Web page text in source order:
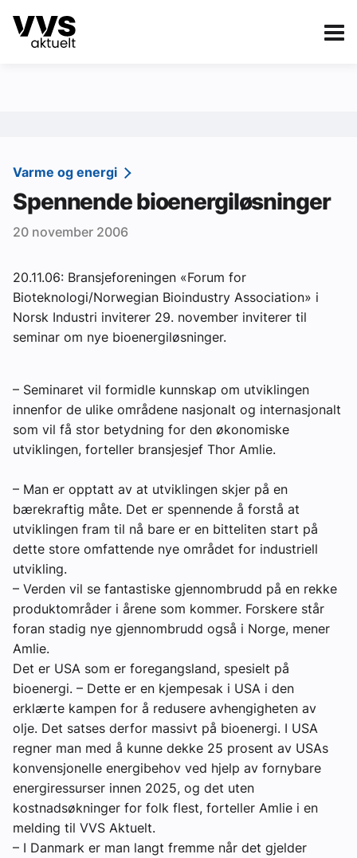
Kategorier
Sanitær
Ventilasjon
Varme og energi
Byggautomasjon
Vann og avløp
Aktuelle prosjekter
Om VVS Aktuelt
Kontakt oss:
Abonner på fagbladet Byggfakta Nyheter
Kontakt oss
Tips oss
eBlad
Varme og energi
Spennende bioenergiløsninger
20 november 2006
20.11.06: Bransjeforeningen «Forum for
Bioteknologi/Norwegian Bioindustry Association» i
Norsk Industri inviterer 29. november inviterer til
seminar om nye bioenergiløsninger.
– Seminaret vil formidle kunnskap om utviklingen
innenfor de ulike områdene nasjonalt og internasjonalt
som vil få stor betydning for den økonomiske
utviklingen, forteller bransjesjef Thor Amlie.
– Man er opptatt av at utviklingen skjer på en
bærekraftig måte. Det er spennende å forstå at
utviklingen fram til nå bare er en bitteliten start på
dette store omfattende nye området for industriell
utvikling.
– Verden vil se fantastiske gjennombrudd på en rekke
produktområder i årene som kommer. Forskere står
foran stadig nye gjennombrudd også i Norge, mener
Amlie.
Det er USA som er foregangsland, spesielt på
bioenergi. – Dette er en kjempesak i USA i den
erklærte kampen for å redusere avhengigheten av
olje. Det satses derfor massivt på bioenergi. I USA
regner man med å kunne dekke 25 prosent av USAs
konvensjonelle energibehov ved hjelp av fornybare
energiressurser innen 2025, og det uten
kostnadsøkninger for folk flest, forteller Amlie i en
melding til VVS Aktuelt.
– I Danmark er man langt fremme når det gjelder